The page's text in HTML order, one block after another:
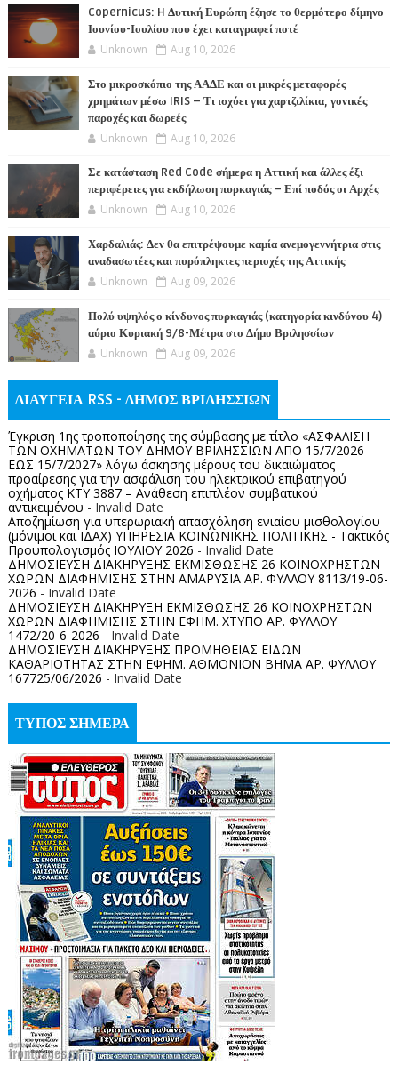
Copernicus: H Δυτική Ευρώπη έζησε το θερμότερο δίμηνο
Ιουνίου-Ιουλίου που έχει καταγραφεί ποτέ
Unknown Aug 10, 2026
Στο μικροσκόπιο της ΑΑΔΕ και οι μικρές μεταφορές
χρημάτων μέσω IRIS – Τι ισχύει για χαρτζιλίκια, γονικές
παροχές και δωρεές
Unknown Aug 10, 2026
Σε κατάσταση Red Code σήμερα η Αττική και άλλες έξι
περιφέρειες για εκδήλωση πυρκαγιάς – Επί ποδός οι Αρχές
Unknown Aug 10, 2026
Χαρδαλιάς: Δεν θα επιτρέψουμε καμία ανεμογεννήτρια στις
αναδασωτέες και πυρόπληκτες περιοχές της Αττικής
Unknown Aug 09, 2026
Πολύ υψηλός ο κίνδυνος πυρκαγιάς (κατηγορία κινδύνου 4)
αύριο Κυριακή 9/8-Μέτρα στο Δήμο Βριλησσίων
Unknown Aug 09, 2026
ΔΙΑΥΓΕΙΑ RSS - ΔΗΜΟΣ ΒΡΙΛΗΣΣΙΩΝ
Έγκριση 1ης τροποποίησης της σύμβασης με τίτλο «ΑΣΦΑΛΙΣΗ
ΤΩΝ ΟΧΗΜΑΤΩΝ ΤΟΥ ΔΗΜΟΥ ΒΡΙΛΗΣΣΙΩΝ ΑΠΟ 15/7/2026
ΕΩΣ 15/7/2027» λόγω άσκησης μέρους του δικαιώματος
προαίρεσης για την ασφάλιση του ηλεκτρικού επιβατηγού
οχήματος ΚΤΥ 3887 – Ανάθεση επιπλέον συμβατικού
αντικειμένου - Invalid Date
Αποζημίωση για υπερωριακή απασχόληση ενιαίου μισθολογίου
(μόνιμοι και ΙΔΑΧ) ΥΠΗΡΕΣΙΑ ΚΟΙΝΩΝΙΚΗΣ ΠΟΛΙΤΙΚΗΣ - Τακτικός
Προυπολογισμός ΙΟΥΛΙΟΥ 2026 - Invalid Date
ΔΗΜΟΣΙΕΥΣΗ ΔΙΑΚΗΡΥΞΗΣ ΕΚΜΙΣΘΩΣΗΣ 26 ΚΟΙΝΟΧΡΗΣΤΩΝ
ΧΩΡΩΝ ΔΙΑΦΗΜΙΣΗΣ ΣΤΗΝ ΑΜΑΡΥΣΙΑ ΑΡ. ΦΥΛΛΟΥ 8113/19-06-
2026 - Invalid Date
ΔΗΜΟΣΙΕΥΣΗ ΔΙΑΚΗΡΥΞΗ ΕΚΜΙΣΘΩΣΗΣ 26 ΚΟΙΝΟΧΡΗΣΤΩΝ
ΧΩΡΩΝ ΔΙΑΦΗΜΙΣΗΣ ΣΤΗΝ ΕΦΗΜ. ΧΤΥΠΟ ΑΡ. ΦΥΛΛΟΥ
1472/20-6-2026 - Invalid Date
ΔΗΜΟΣΙΕΥΣΗ ΔΙΑΚΗΡΥΞΗΣ ΠΡΟΜΗΘΕΙΑΣ ΕΙΔΩΝ
ΚΑΘΑΡΙΟΤΗΤΑΣ ΣΤΗΝ ΕΦΗΜ. ΑΘΜΟΝΙΟΝ ΒΗΜΑ ΑΡ. ΦΥΛΛΟΥ
167725/06/2026 - Invalid Date
ΤΥΠΟΣ ΣΗΜΕΡΑ